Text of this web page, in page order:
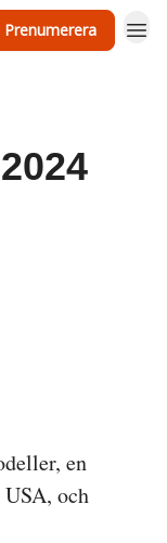
Prenumerera
en
och